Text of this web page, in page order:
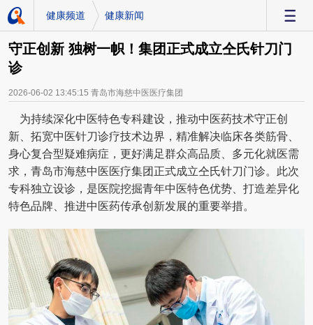
健康频道 健康新闻
守正创新 独树一帜！集团正式成立仝氏针刀门
诊
2026-06-02 13:45:15 青岛市海慈中医医疗集团
为持续深化中医特色专科建设，推动中医药技术守正创
新、拓宽中医针刀诊疗技术边界，精准解决临床各类筋骨、
身心复合型疑难病症，更好满足群众高品质、多元化就医需
求，青岛市海慈中医医疗集团正式成立仝氏针刀门诊。此次
专科独立设诊，是医院挖掘青年中医特色优势、打造差异化
特色品牌、推进中医药传承创新发展的重要举措。